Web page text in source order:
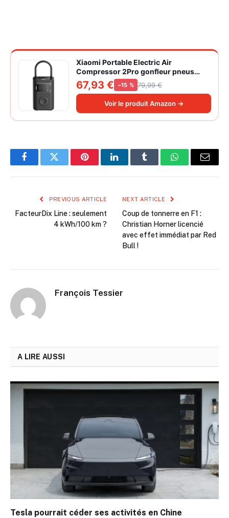
Xiaomi Portable Electric Air
Compressor 2Pro gonfleur pneus
voiture | ±1PSI Contrôle pression
pneus, 45s gonflage rapide, batterie
longue durée, avec éclairage, grand
cylindre à air 27 mm
67,93 € −15 % 79,99 €
Voir le produit Amazon →
FacebookTwitter PinterestLinkedInTumblr WhatsAppEmail
PREVIOUS ARTICLE
FacteurDix Line : seulement
4 kWh/100 km ?
NEXT ARTICLE
Coup de tonnerre en F1 :
Christian Horner licencié
avec effet immédiat par Red
Bull !
François Tessier
A LIRE AUSSI
Tesla pourrait céder ses activités en Chine